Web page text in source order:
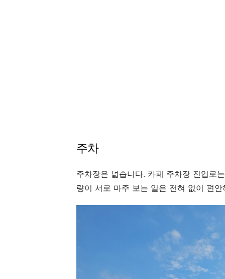
주차
주차장은 넓습니다. 카페 주차장 진입로
량이 서로 마주 보는 일은 전혀 없이 편